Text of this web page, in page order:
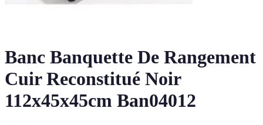
Banc Banquette De Rangement
Cuir Reconstitué Noir
112x45x45cm Ban04012